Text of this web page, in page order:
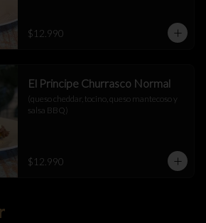
$12.990
El Principe Churrasco Normal
(queso cheddar, tocino, queso mantecoso y
salsa BBQ)
$12.990